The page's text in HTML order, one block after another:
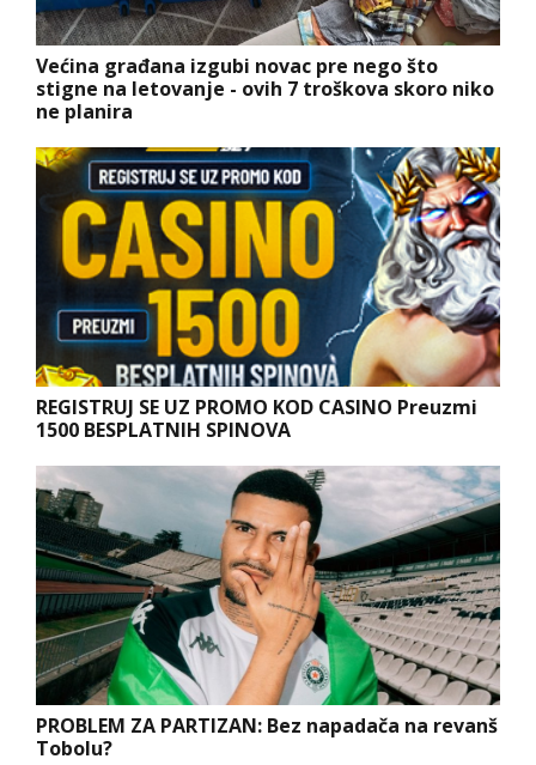
Većina građana izgubi novac pre nego što
stigne na letovanje - ovih 7 troškova skoro niko
ne planira
REGISTRUJ SE UZ PROMO KOD CASINO Preuzmi
1500 BESPLATNIH SPINOVA
PROBLEM ZA PARTIZAN: Bez napadača na revanš
Tobolu?